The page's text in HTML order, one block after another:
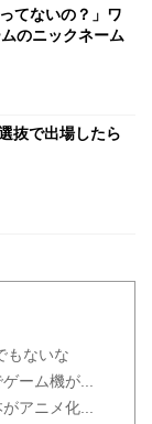
てないの？」ワ
のニックネーム
抜で出場したら
もないな
ーム機が...
アニメ化...